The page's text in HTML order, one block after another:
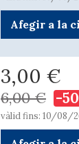
Afegir a la
3,00 €
6,00 € -
vàlid fins: 10/08/